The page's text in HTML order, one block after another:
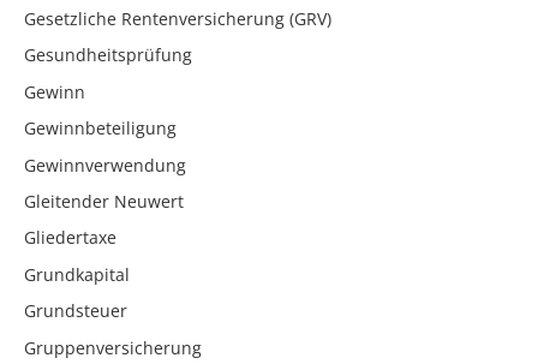
Gesetzliche Rentenversicherung (GRV)
Gesundheitsprüfung
Gewinn
Gewinnbeteiligung
Gewinnverwendung
Gleitender Neuwert
Gliedertaxe
Grundkapital
Grundsteuer
Gruppenversicherung